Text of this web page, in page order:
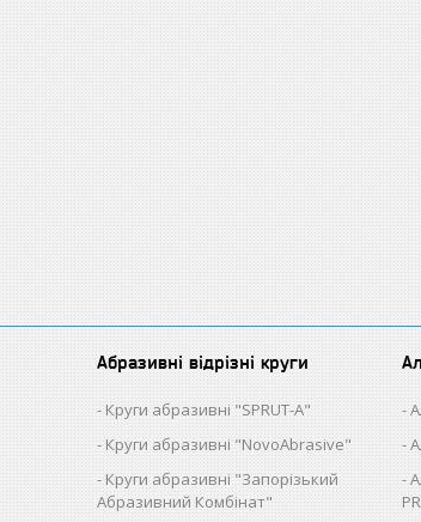
Абразивні відрізні круги
Круги абразивні "SPRUT-A"
Круги абразивні "NovoAbrasive"
Круги абразивні "Запорізький
Абразивний Комбінат"